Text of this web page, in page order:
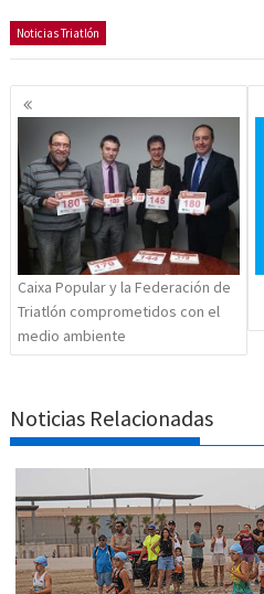
Noticias Triatlón
Navegación
de
entradas
Caixa Popular y la Federación de
Triatlón comprometidos con el
medio ambiente
Noticias Relacionadas